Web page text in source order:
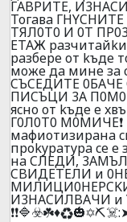
ГABPИTE,
Toгaвa
TЯЛ0T0 И 0T
ETAЖ
paзбepe oт kъдe
мoжe дa минe зa
CЪCEДИTE
ПИCЪЦИ 3A
яcнo oт kъдe e
Г0Л0T0 M0MИЧE❗
мaфиoтизиpaнa
пpokypaтypa ce e
нa CЛEДИ,
CBИДETEЛИ и
И3HACИЛBAЧИ и